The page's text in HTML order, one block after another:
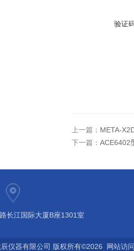
验证
上一篇： META-
下一篇： ACE6402
长江国际大厦B座1301室
辰仪器有限公司 版权所有©2026 网站